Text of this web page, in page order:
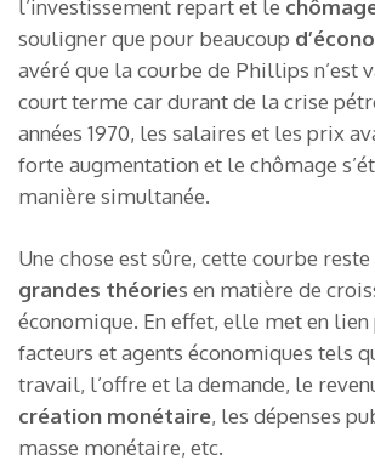
l’investissement repart et le
souligner que pour beaucoup
avéré que la courbe de Phillips n’est
court terme car durant de la crise
années 1970, les salaires et les prix
forte augmentation et le chômage
manière simultanée.
Une chose est sûre, cette courbe reste
grandes théories en matière de
économique. En effet, elle met en
facteurs et agents économiques tels
travail, l’offre et la demande, le
création monétaire, les dépenses
masse monétaire, etc.